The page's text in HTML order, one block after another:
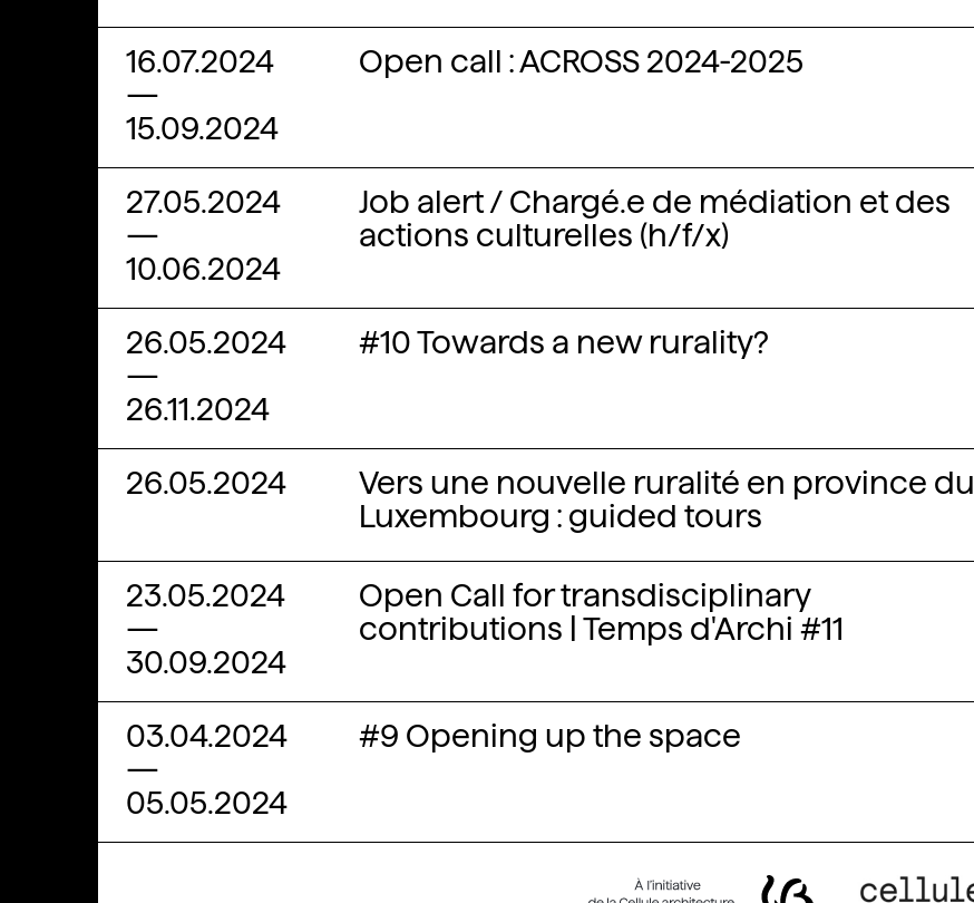
16.07.2024
—
15.09.2024
Open call : ACROSS 2024-2025
27.05.2024
—
10.06.2024
Job alert / Chargé.e de médiation et des
actions culturelles (h/f/x)
26.05.2024
—
26.11.2024
#10 Towards a new rurality?
26.05.2024
Vers une nouvelle ruralité en province du
Luxembourg : guided tours
23.05.2024
—
30.09.2024
Open Call for transdisciplinary
contributions | Temps d'Archi #11
03.04.2024
—
05.05.2024
#9 Opening up the space